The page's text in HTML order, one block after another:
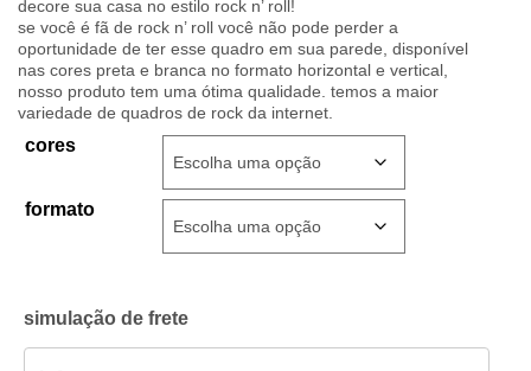
decore sua casa no estilo rock n’ roll!
se você é fã de rock n’ roll você não pode perder a
oportunidade de ter esse quadro em sua parede, disponível
nas cores preta e branca no formato horizontal e vertical,
nosso produto tem uma ótima qualidade. temos a maior
variedade de quadros de rock da internet.
cores
formato
simulação de frete